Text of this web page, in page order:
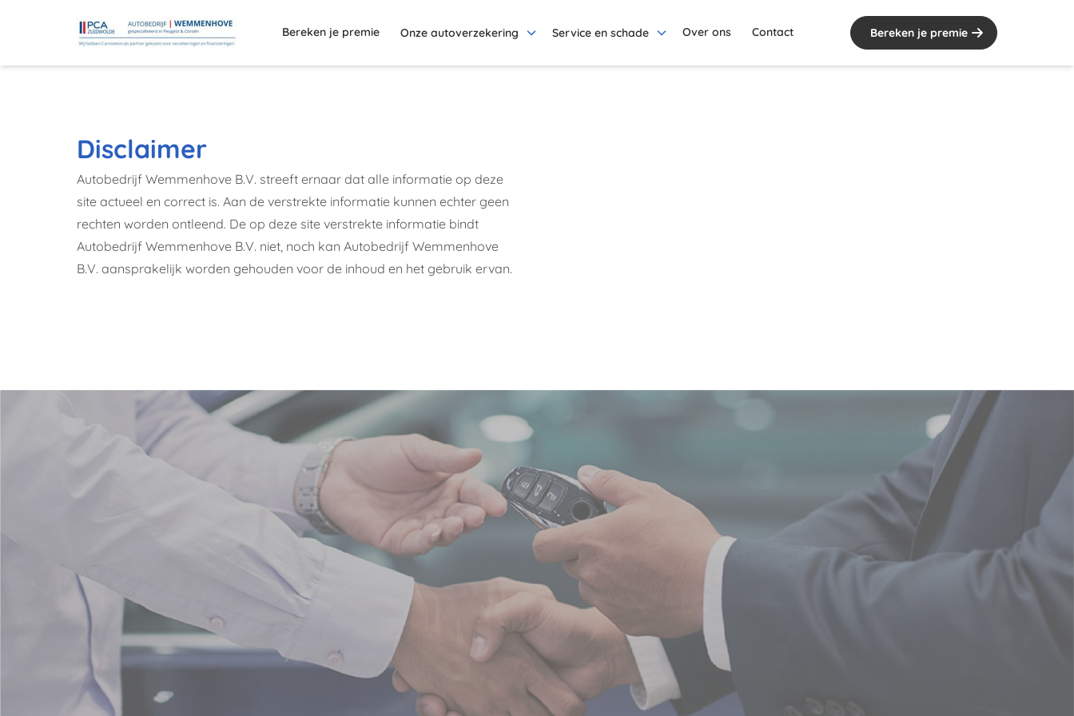
Bereken je premie Onze autoverzekering Service en schade Over ons Contact Bereken je premie
Disclaimer
Autobedrijf Wemmenhove B.V. streeft ernaar dat alle informatie op deze
site actueel en correct is. Aan de verstrekte informatie kunnen echter geen
rechten worden ontleend. De op deze site verstrekte informatie bindt
Autobedrijf Wemmenhove B.V. niet, noch kan Autobedrijf Wemmenhove
B.V. aansprakelijk worden gehouden voor de inhoud en het gebruik ervan.